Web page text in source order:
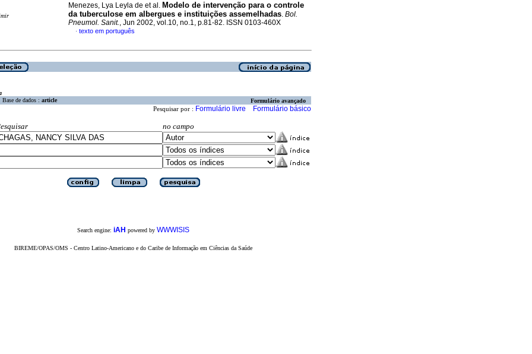
Menezes, Lya Leyla de et al. Modelo de intervenção para o controle
da tuberculose em albergues e instituições assemelhadas. Bol.
Pneumol. Sanit., Jun 2002, vol.10, no.1, p.81-82. ISSN 0103-460X
· texto em português
Base de dados : article Formulário avançado
Pesquisar por : Formulário livre Formulário básico
no campo
Search engine: iAH powered by WWWISIS
BIREME/OPAS/OMS - Centro Latino-Americano e do Caribe de Informação em Ciências da Saúde